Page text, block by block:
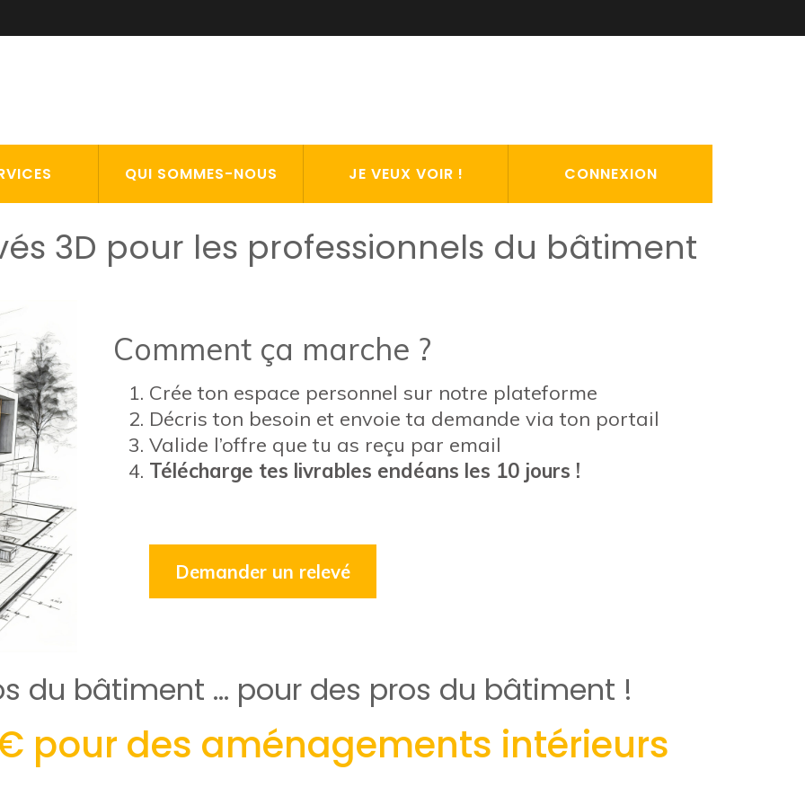
QUI SOMMES-NOUS JE VEUX VOIR ! CONNEXION
3D pour les professionnels du bâtiment
Comment ça marche ?
Crée ton espace personnel sur notre plateforme
Décris ton besoin et envoie ta demande via ton portail
Valide l’offre que tu as reçu par email
Télécharge tes livrables endéans les 10 jours !
Demander un relevé
du bâtiment … pour des pros du bâtiment !
pour des aménagements intérieurs